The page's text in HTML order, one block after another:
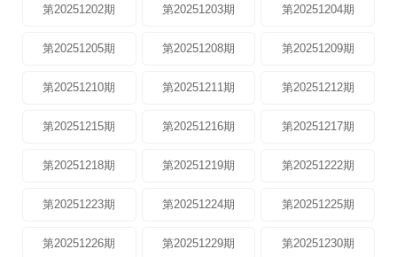
第20251202期 第20251203期 第20251204期
第20251205期 第20251208期 第20251209期
第20251210期 第20251211期 第20251212期
第20251215期 第20251216期 第20251217期
第20251218期 第20251219期 第20251222期
第20251223期 第20251224期 第20251225期
第20251226期 第20251229期 第20251230期